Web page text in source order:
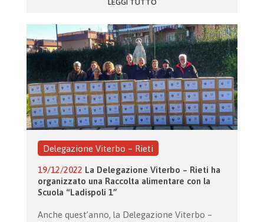
LEGGI TUTTO
Delegazione Viterbo – Rieti
19/12/2022 La Delegazione Viterbo – Rieti ha
organizzato una Raccolta alimentare con la
Scuola “Ladispoli 1”
Anche quest’anno, la Delegazione Viterbo –